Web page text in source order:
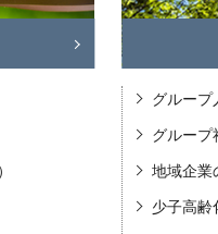
グループ
グループ
地域企業
少子高齢